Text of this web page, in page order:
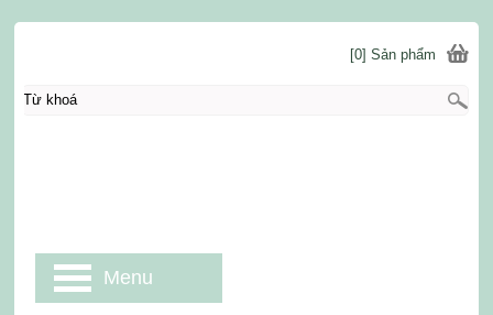
[0] Sản phẩm
Menu